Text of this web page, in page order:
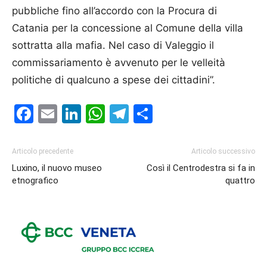
pubbliche fino all’accordo con la Procura di
Catania per la concessione al Comune della villa
sottratta alla mafia. Nel caso di Valeggio il
commissariamento è avvenuto per le velleità
politiche di qualcuno a spese dei cittadini”.
Facebook
EmailLinkedIn
WhatsApp
Telegram
Articolo precedente
Luxino, il nuovo museo
etnografico
Articolo successivo
Così il Centrodestra si fa in
quattro